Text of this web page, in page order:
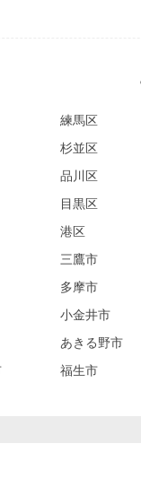
練馬区
杉並区
品川区
目黒区
港区
三鷹市
多摩市
小金井市
あきる野市
福生市